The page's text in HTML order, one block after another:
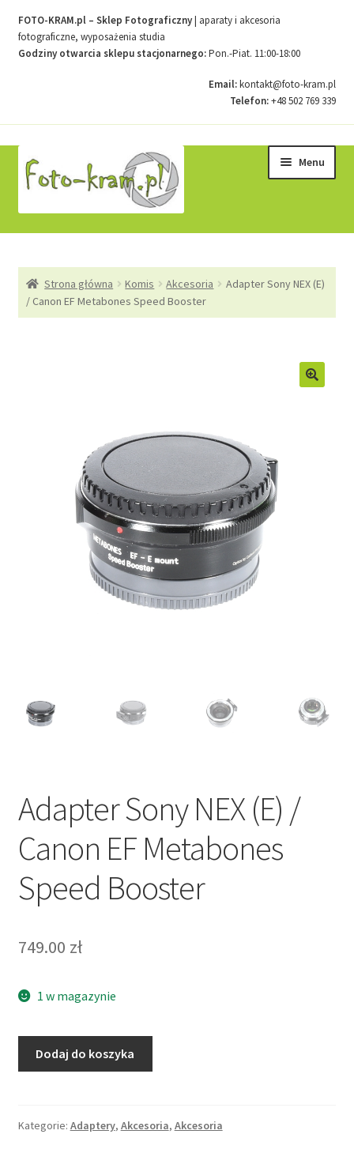
FOTO-KRAM.pl – Sklep Fotograficzny| aparaty i akcesoria
fotograficzne, wyposażenia studia
Godziny otwarcia sklepu stacjonarnego:Pon.-Piat. 11:00-18:00
Email:kontakt@foto-kram.pl
Telefon:+48 502 769 339
do
nawigacji
do
treści
Menu
Kontakt
Sample Page
Strona główna Komis Akcesoria
Adapter Sony NEX (E)
/ Canon EF Metabones Speed Booster
Adapter Sony NEX (E) /
Canon EF Metabones
Speed Booster
749.00 zł
1 w magazynie
(E)
Dodaj do koszyka
Kategorie: Adaptery, Akcesoria, Akcesoria